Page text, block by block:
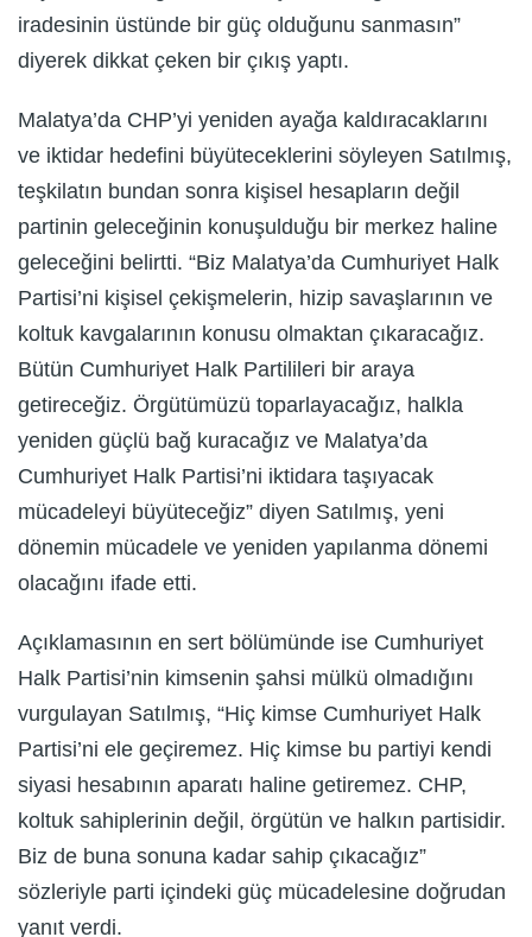
iradesinin üstünde bir güç olduğunu sanmasın”
diyerek dikkat çeken bir çıkış yaptı.
Malatya’da CHP’yi yeniden ayağa kaldıracaklarını
ve iktidar hedefini büyüteceklerini söyleyen Satılmış,
teşkilatın bundan sonra kişisel hesapların değil
partinin geleceğinin konuşulduğu bir merkez haline
geleceğini belirtti. “Biz Malatya’da Cumhuriyet Halk
Partisi’ni kişisel çekişmelerin, hizip savaşlarının ve
koltuk kavgalarının konusu olmaktan çıkaracağız.
Bütün Cumhuriyet Halk Partilileri bir araya
getireceğiz. Örgütümüzü toparlayacağız, halkla
yeniden güçlü bağ kuracağız ve Malatya’da
Cumhuriyet Halk Partisi’ni iktidara taşıyacak
mücadeleyi büyüteceğiz” diyen Satılmış, yeni
dönemin mücadele ve yeniden yapılanma dönemi
olacağını ifade etti.
Açıklamasının en sert bölümünde ise Cumhuriyet
Halk Partisi’nin kimsenin şahsi mülkü olmadığını
vurgulayan Satılmış, “Hiç kimse Cumhuriyet Halk
Partisi’ni ele geçiremez. Hiç kimse bu partiyi kendi
siyasi hesabının aparatı haline getiremez. CHP,
koltuk sahiplerinin değil, örgütün ve halkın partisidir.
Biz de buna sonuna kadar sahip çıkacağız”
sözleriyle parti içindeki güç mücadelesine doğrudan
yanıt verdi.